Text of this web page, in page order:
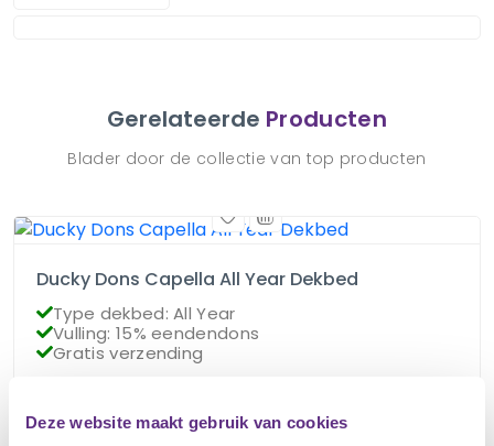
Deze website maakt gebruik van cookies
Gerelateerde Producten
Blader door de collectie van top producten
Ducky Dons Capella All Year Dekbed
Type dekbed: All Year
Vulling: 15% eendendons
Gratis verzending
Op voorraad